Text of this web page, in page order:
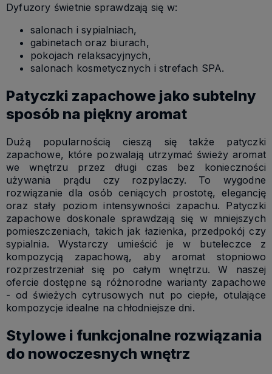
Dyfuzory świetnie sprawdzają się w:
salonach i sypialniach,
gabinetach oraz biurach,
pokojach relaksacyjnych,
salonach kosmetycznych i strefach SPA.
Patyczki zapachowe jako subtelny
sposób na piękny aromat
Dużą popularnością cieszą się także patyczki
zapachowe, które pozwalają utrzymać świeży aromat
we wnętrzu przez długi czas bez konieczności
używania prądu czy rozpylaczy. To wygodne
rozwiązanie dla osób ceniących prostotę, elegancję
oraz stały poziom intensywności zapachu. Patyczki
zapachowe doskonale sprawdzają się w mniejszych
pomieszczeniach, takich jak łazienka, przedpokój czy
sypialnia. Wystarczy umieścić je w buteleczce z
kompozycją zapachową, aby aromat stopniowo
rozprzestrzeniał się po całym wnętrzu. W naszej
ofercie dostępne są różnorodne warianty zapachowe
- od świeżych cytrusowych nut po ciepłe, otulające
kompozycje idealne na chłodniejsze dni.
Stylowe i funkcjonalne rozwiązania
do nowoczesnych wnętrz